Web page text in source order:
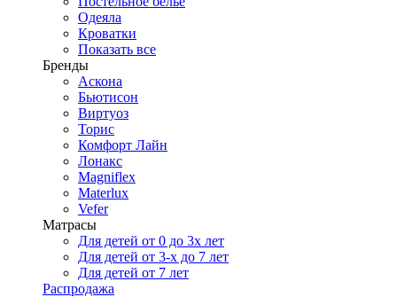
Одеяла
Кроватки
Показать все
Бренды
Аскона
Бьютисон
Виртуоз
Торис
Комфорт Лайн
Лонакс
Magniflex
Materlux
Vefer
Матрасы
Для детей от 0 до 3х лет
Для детей от 3-х до 7 лет
Для детей от 7 лет
Распродажа